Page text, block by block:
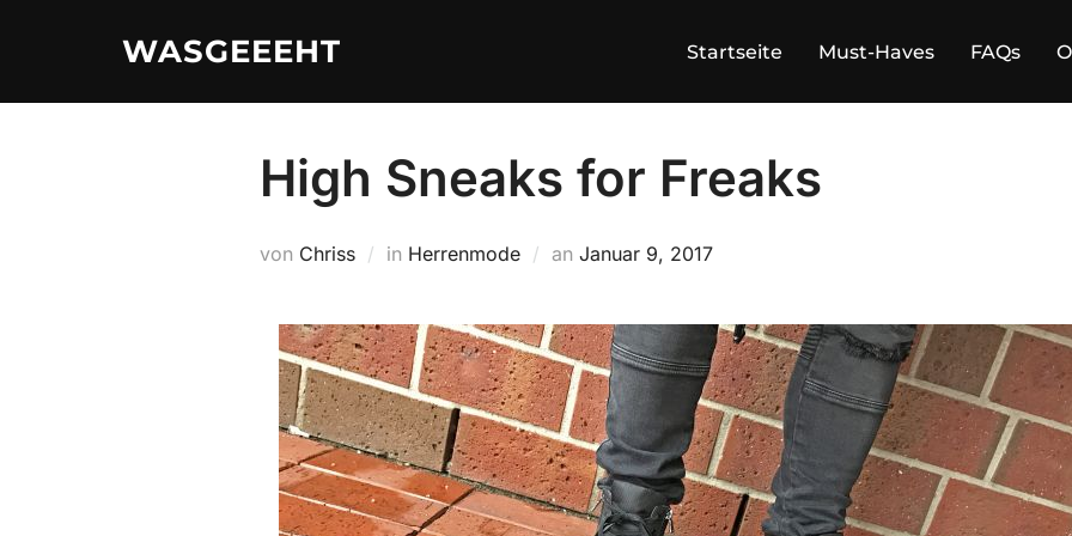
WASGEEEHT Startseite Must-Haves FAQs
High Sneaks for Freaks
von Chriss in Herrenmode an Veröffentlicht
Januar 9, 2017